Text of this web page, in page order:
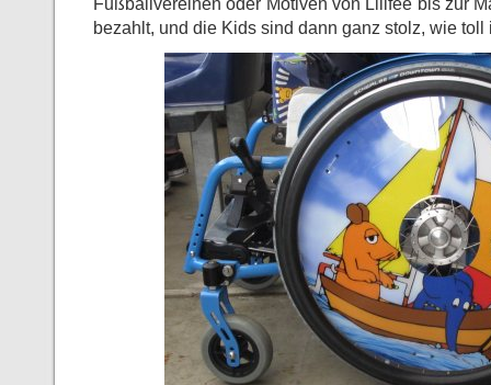
bezahlt, und die Kids sind dann ganz stolz, wie